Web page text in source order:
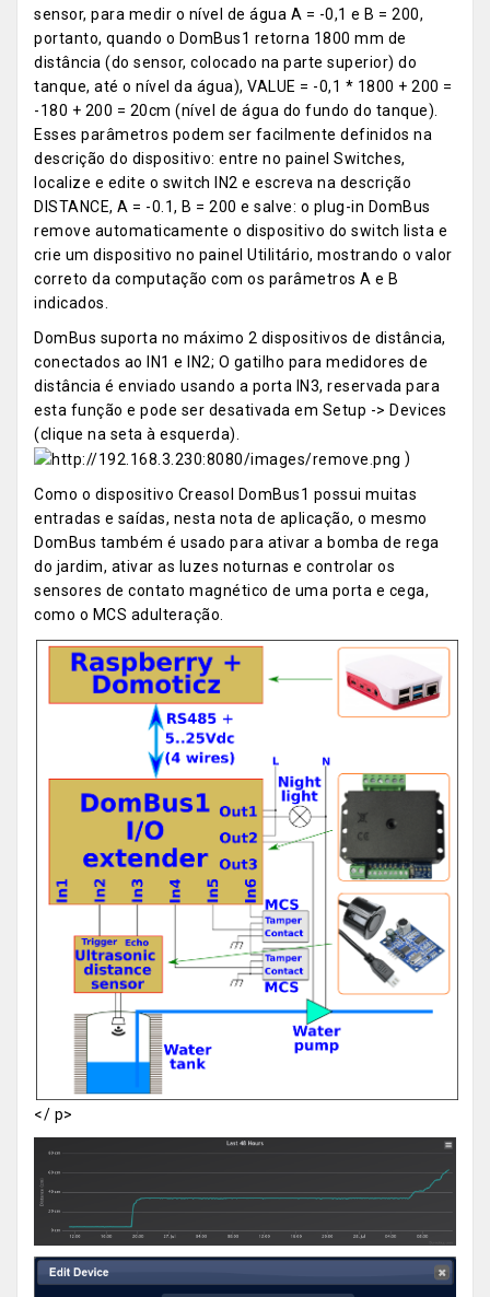
sensor, para medir o nível de água A = -0,1 e B = 200,
portanto, quando o DomBus1 retorna 1800 mm de
distância (do sensor, colocado na parte superior) do
tanque, até o nível da água), VALUE = -0,1 * 1800 + 200 =
-180 + 200 = 20cm (nível de água do fundo do tanque).
Esses parâmetros podem ser facilmente definidos na
descrição do dispositivo: entre no painel Switches,
localize e edite o switch IN2 e escreva na descrição
DISTANCE, A = -0.1, B = 200 e salve: o plug-in DomBus
remove automaticamente o dispositivo do switch lista e
crie um dispositivo no painel Utilitário, mostrando o valor
correto da computação com os parâmetros A e B
indicados.
DomBus suporta no máximo 2 dispositivos de distância,
conectados ao IN1 e IN2; O gatilho para medidores de
distância é enviado usando a porta IN3, reservada para
esta função e pode ser desativada em Setup -> Devices
(clique na seta à esquerda).
)
Como o dispositivo Creasol DomBus1 possui muitas
entradas e saídas, nesta nota de aplicação, o mesmo
DomBus também é usado para ativar a bomba de rega
do jardim, ativar as luzes noturnas e controlar os
sensores de contato magnético de uma porta e cega,
como o MCS adulteração.
</ p>